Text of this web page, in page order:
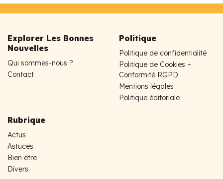
Explorer Les Bonnes
Nouvelles
Qui sommes-nous ?
Contact
Politique
Politique de confidentialité
Politique de Cookies –
Conformité RGPD
Mentions légales
Politique éditoriale
Rubrique
Actus
Astuces
Bien être
Divers